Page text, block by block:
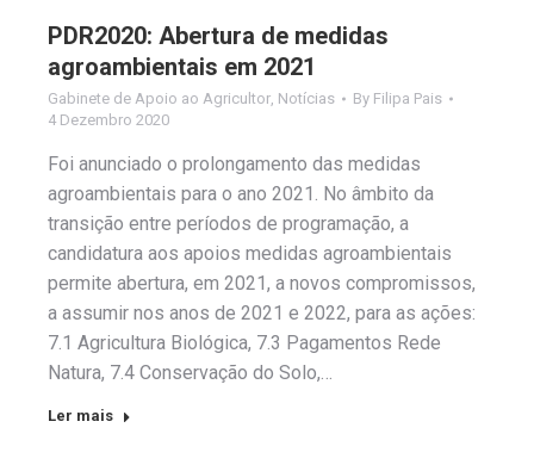
PDR2020: Abertura de medidas
agroambientais em 2021
Gabinete de Apoio ao Agricultor, Notícias By Filipa Pais
4 Dezembro 2020
Foi anunciado o prolongamento das medidas
agroambientais para o ano 2021. No âmbito da
transição entre períodos de programação, a
candidatura aos apoios medidas agroambientais
permite abertura, em 2021, a novos compromissos,
a assumir nos anos de 2021 e 2022, para as ações:
7.1 Agricultura Biológica, 7.3 Pagamentos Rede
Natura, 7.4 Conservação do Solo,…
Ler mais